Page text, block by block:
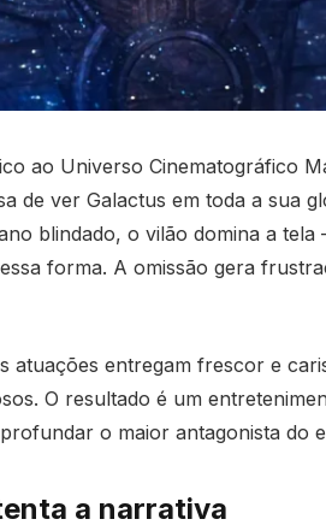
ao Universo Cinematográfico
de ver Galactus em toda a sua
blindado, o vilão domina a
forma. A omissão gera
atuações entregam frescor e
O resultado é um
o maior antagonista do
a narrativa